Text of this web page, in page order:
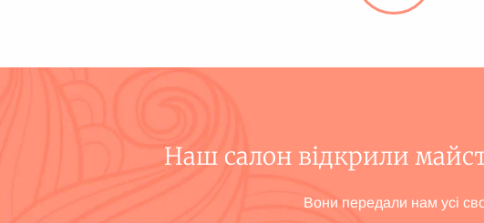
Наш салон відкрили
Вони передали нам усі